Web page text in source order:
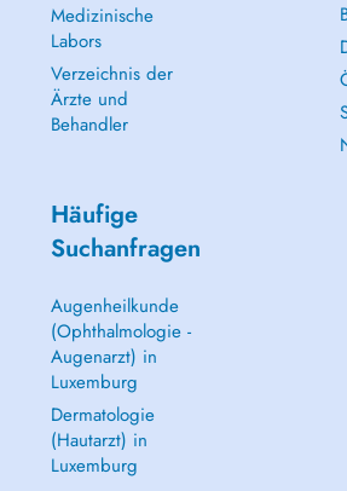
Medizinische
Labors
Verzeichnis der
Ärzte und
Behandler
Häufige
Suchanfragen
Augenheilkunde
(Ophthalmologie -
Augenarzt) in
Luxemburg
Dermatologie
(Hautarzt) in
Luxemburg